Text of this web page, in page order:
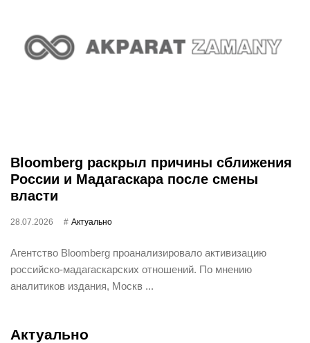
Bloomberg раскрыл причины сближения
России и Мадагаскара после смены
власти
28.07.2026 Актуально
Агентство Bloomberg проанализировало активизацию
российско-мадагаскарских отношений. По мнению
аналитиков издания, Москв ...
Актуально